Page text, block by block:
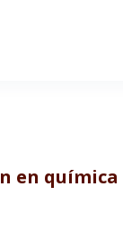
en